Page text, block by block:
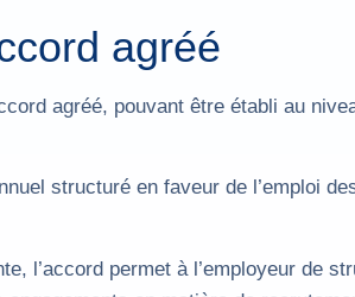
agréé
agréé, pouvant être établi au
structuré en faveur de l’emploi
l’accord permet à l’employeur de